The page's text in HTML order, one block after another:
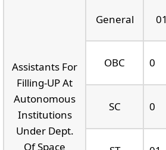
Assistants For
Filling-UP At
Autonomous
Institutions
Under Dept.
Of Space
General 01
OBC 0
SC 0